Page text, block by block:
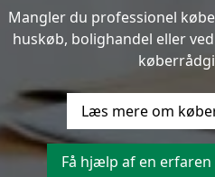
Mangler du professionel
huskøb, bolighandel eller
Læs mere om
Få hjælp af en